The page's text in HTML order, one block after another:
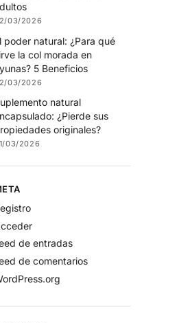
03/2026
poder natural: ¿Para qué
la col morada en
5 Beneficios
03/2026
natural
¿Pierde sus
originales?
03/2026
de entradas
de comentarios